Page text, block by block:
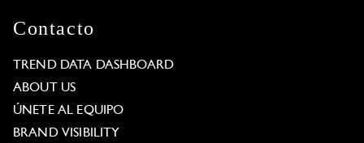
Contacto
TREND DATA DASHBOARD
ABOUT US
ÚNETE AL EQUIPO
BRAND VISIBILITY